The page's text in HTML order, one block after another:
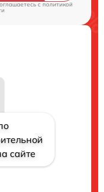
c политикой
сайте